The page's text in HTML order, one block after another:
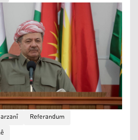
Referandum